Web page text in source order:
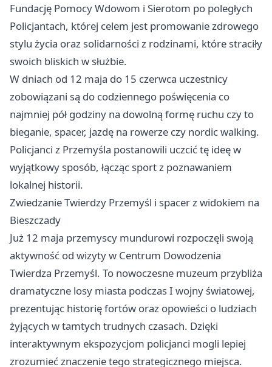
Fundację Pomocy Wdowom i Sierotom po poległych
Policjantach, której celem jest promowanie zdrowego
stylu życia oraz solidarności z rodzinami, które straciły
swoich bliskich w służbie.
W dniach od 12 maja do 15 czerwca uczestnicy
zobowiązani są do codziennego poświęcenia co
najmniej pół godziny na dowolną formę ruchu czy to
bieganie, spacer, jazdę na rowerze czy nordic walking.
Policjanci z Przemyśla postanowili uczcić tę ideę w
wyjątkowy sposób, łącząc sport z poznawaniem
lokalnej historii.
Zwiedzanie Twierdzy Przemyśl i spacer z widokiem na
Bieszczady
Już 12 maja przemyscy mundurowi rozpoczęli swoją
aktywność od wizyty w Centrum Dowodzenia
Twierdza Przemyśl. To nowoczesne muzeum przybliża
dramatyczne losy miasta podczas I wojny światowej,
prezentując historię fortów oraz opowieści o ludziach
żyjących w tamtych trudnych czasach. Dzięki
interaktywnym ekspozycjom policjanci mogli lepiej
zrozumieć znaczenie tego strategicznego miejsca.